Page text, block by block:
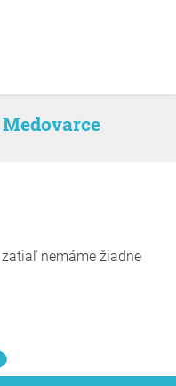
Medovarce
nemáme žiadne